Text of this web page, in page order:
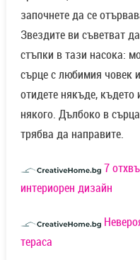
започнете да се
Звездите ви съветват
стъпки в тази насока:
сърце с любимия човек
отидете някъде,
някого. Дълбоко в
трябва да направите.
7
интериорен дизайн
тераса